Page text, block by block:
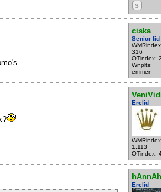
S
ciska
Senior lid
316
OTindex:
Wnplts:
emmen
Erelid
1.113
OTindex:
hAnnAh
Erelid